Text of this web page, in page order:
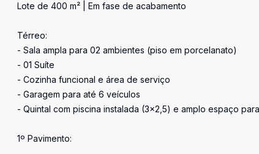
Lote de 400 m² | Em fase de acabamento
Térreo:
- Sala ampla para 02 ambientes (piso em porcelanato)
- 01 Suíte
- Cozinha funcional e área de serviço
- Garagem para até 6 veículos
- Quintal com piscina instalada (3x2,5) e amplo espaço
1º Pavimento: